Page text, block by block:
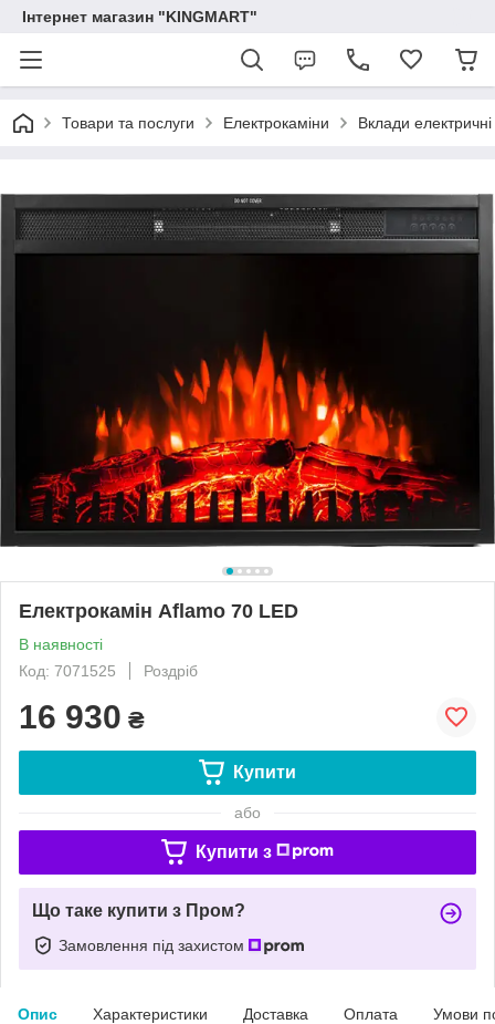
Інтернет магазин "KINGMART"
Товари та послуги Електрокаміни Вклади електричні
Електрокамін Aflamo 70 LED
В наявності
Код: 7071525
Роздріб
16 930 ₴
Купити
або
Купити з
Що таке купити з Пром?
Замовлення під захистом
Опис Характеристики Доставка Оплата Умови